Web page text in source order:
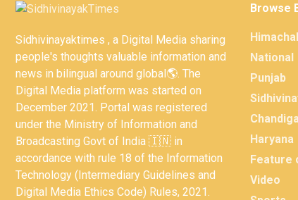
Sidhivinayaktimes , a Digital Media sharing
people's thoughts valuable information and
news in bilingual around global🌎. The
Digital Media platform was started on
December 2021. Portal was registered
under the Ministry of Information and
Broadcasting Govt of India 🇮🇳 in
accordance with rule 18 of the Information
Technology (Intermediary Guidelines and
Digital Media Ethics Code) Rules, 2021.
Browse
Himachal
National
Punjab
Haryana
Feature
Video